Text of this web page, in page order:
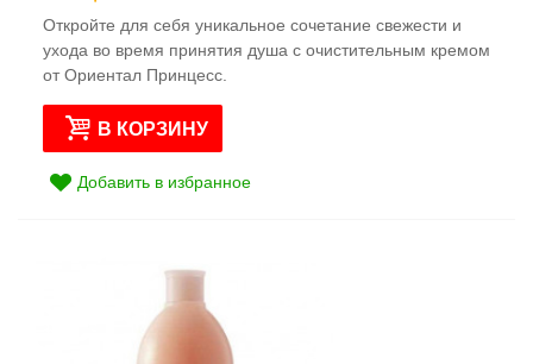
Откройте для себя уникальное сочетание свежести и
ухода во время принятия душа с очистительным кремом
от Ориентал Принцесс.
В КОРЗИНУ
Добавить в избранное